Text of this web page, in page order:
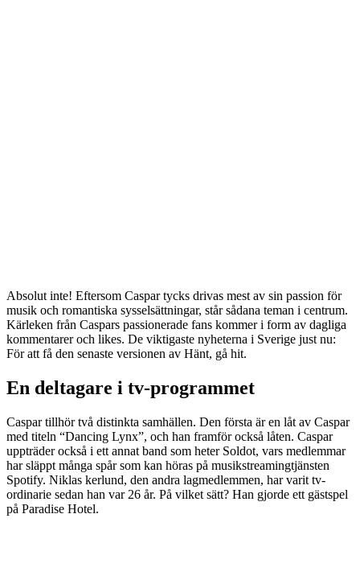
Absolut inte! Eftersom Caspar tycks drivas mest av sin passion för
musik och romantiska sysselsättningar, står sådana teman i centrum.
Kärleken från Caspars passionerade fans kommer i form av dagliga
kommentarer och likes. De viktigaste nyheterna i Sverige just nu:
För att få den senaste versionen av Hänt, gå hit.
En deltagare i tv-programmet
Caspar tillhör två distinkta samhällen. Den första är en låt av Caspar
med titeln “Dancing Lynx”, och han framför också låten. Caspar
uppträder också i ett annat band som heter Soldot, vars medlemmar
har släppt många spår som kan höras på musikstreamingtjänsten
Spotify. Niklas kerlund, den andra lagmedlemmen, har varit tv-
ordinarie sedan han var 26 år. På vilket sätt? Han gjorde ett gästspel
på Paradise Hotel.